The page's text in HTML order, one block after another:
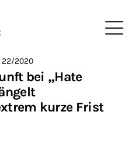
>
Nachrichten aus Berlin
22/2020
bei „Hate
kurze Frist